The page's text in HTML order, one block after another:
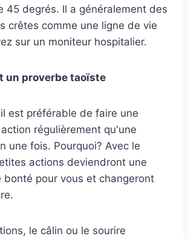
45 degrés. Il a généralement des
crêtes comme une ligne de vie
sur un moniteur hospitalier.
un proverbe taoïste
est préférable de faire une
régulièrement qu'une
une fois. Pourquoi? Avec le
actions deviendront une
bonté pour vous et changeront
le câlin ou le sourire